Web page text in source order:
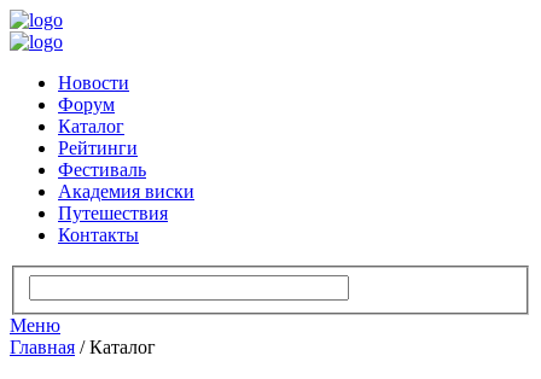
Новости
Форум
Каталог
Рейтинги
Фестиваль
Академия виски
Путешествия
Контакты
Меню
Главная /Каталог